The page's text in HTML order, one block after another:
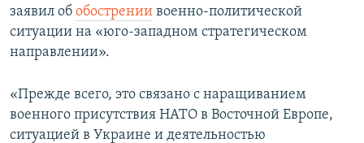
заявил об обострении военно-политической
ситуации на «юго-западном стратегическом
направлении».
«Прежде всего, это связано с наращиванием
военного присутствия НАТО в Восточной Европе,
ситуацией в Украине и деятельностью